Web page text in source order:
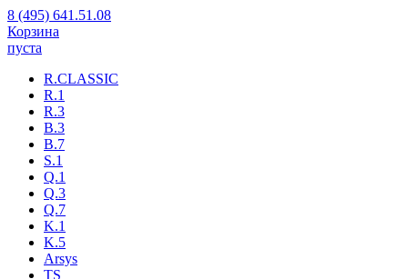
8 (495) 641.51.08
Корзина
пуста
R.CLASSIC
R.1
R.3
B.3
B.7
S.1
Q.1
Q.3
Q.7
K.1
K.5
Arsys
TS